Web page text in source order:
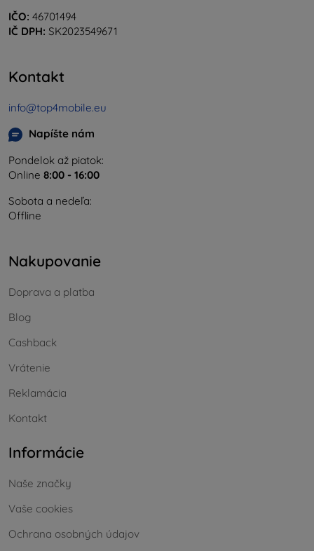
IČO: 46701494
IČ DPH: SK2023549671
Kontakt
info@top4mobile.eu
Napíšte nám
Pondelok až piatok:
Online 8:00 - 16:00
Sobota a nedeľa:
Offline
Nakupovanie
Doprava a platba
Blog
Cashback
Vrátenie
Reklamácia
Kontakt
Informácie
Naše značky
Vaše cookies
Ochrana osobných údajov